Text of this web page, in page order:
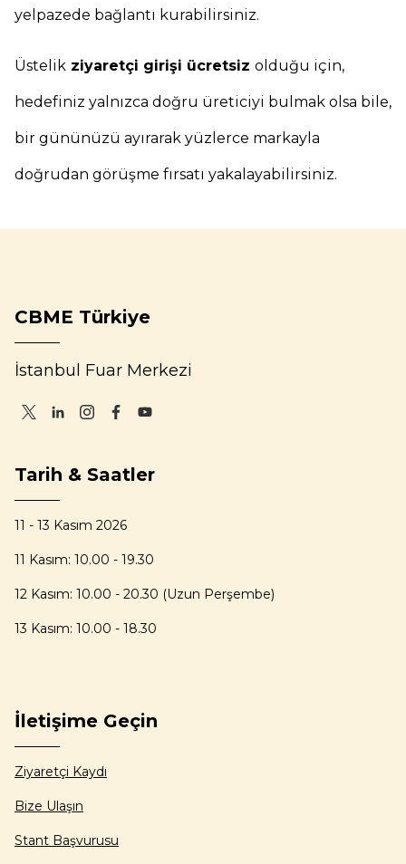
yelpazede bağlantı kurabilirsiniz.
Üstelik ziyaretçi girişi ücretsiz olduğu için,
hedefiniz yalnızca doğru üreticiyi bulmak olsa bile,
bir gününüzü ayırarak yüzlerce markayla
doğrudan görüşme fırsatı yakalayabilirsiniz.
CBME Türkiye
İstanbul Fuar Merkezi
Tarih & Saatler
11 - 13 Kasım 2026
11 Kasım: 10.00 - 19.30
12 Kasım: 10.00 - 20.30 (Uzun Perşembe)
13 Kasım: 10.00 - 18.30
İletişime Geçin
Ziyaretçi Kaydı
Bize Ulaşın
Stant Başvurusu